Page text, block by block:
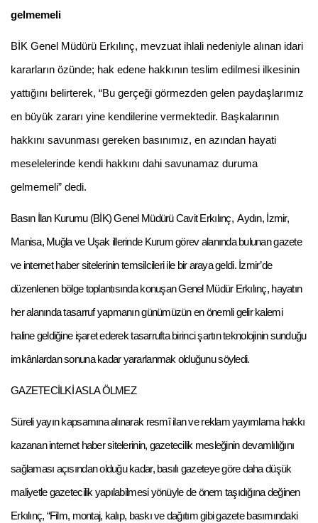
gelmemeli
BİK Genel Müdürü Erkılınç, mevzuat ihlali nedeniyle alınan idari
kararların özünde; hak edene hakkının teslim edilmesi ilkesinin
yattığını belirterek, “Bu gerçeği görmezden gelen paydaşlarımız
en büyük zararı yine kendilerine vermektedir. Başkalarının
hakkını savunması gereken basınımız, en azından hayati
meselelerinde kendi hakkını dahi savunamaz duruma
gelmemeli” dedi.
Basın İlan Kurumu (BİK) Genel Müdürü Cavit Erkılınç, Aydın, İzmir,
Manisa, Muğla ve Uşak illerinde Kurum görev alanında bulunan gazete
ve internet haber sitelerinin temsilcileri ile bir araya geldi. İzmir’de
düzenlenen bölge toplantısında konuşan Genel Müdür Erkılınç, hayatın
her alanında tasarruf yapmanın günümüzün en önemli gelir kalemi
haline geldiğine işaret ederek tasarrufta birinci şartın teknolojinin sunduğu
imkânlardan sonuna kadar yararlanmak olduğunu söyledi.
GAZETECİLKİ ASLA ÖLMEZ
Süreli yayın kapsamına alınarak resmî ilan ve reklam yayımlama hakkı
kazanan internet haber sitelerinin, gazetecilik mesleğinin devamlılığını
sağlaması açısından olduğu kadar, basılı gazeteye göre daha düşük
maliyetle gazetecilik yapılabilmesi yönüyle de önem taşıdığına değinen
Erkılınç, “Film, montaj, kalıp, baskı ve dağıtım gibi gazete basımındaki